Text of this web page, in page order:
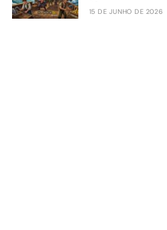
15 DE JUNHO DE 2026